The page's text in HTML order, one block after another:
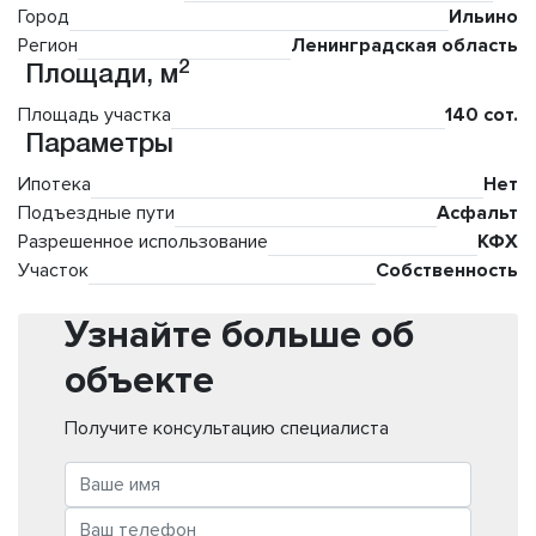
Город
Ильино
Регион
Ленинградская область
Площади, м2
Площадь участка
140 сот.
Параметры
Ипотека
Нет
Подъездные пути
Асфальт
Разрешенное использование
КФХ
Участок
Собственность
Узнайте больше об
объекте
Получите консультацию специалиста